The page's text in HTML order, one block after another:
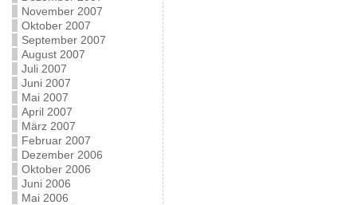
November 2007
Oktober 2007
September 2007
August 2007
Juli 2007
Juni 2007
Mai 2007
April 2007
März 2007
Februar 2007
Dezember 2006
Oktober 2006
Juni 2006
Mai 2006